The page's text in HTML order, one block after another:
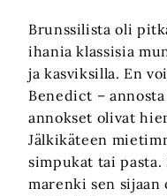
Brunssilista oli
ihania klassisia
ja kasviksilla. En
Benedict –
annokset olivat
Jälkikäteen
simpukat tai
marenki sen